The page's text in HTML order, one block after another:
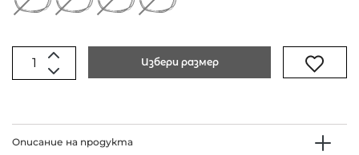
Избери размер
Описание на продукта